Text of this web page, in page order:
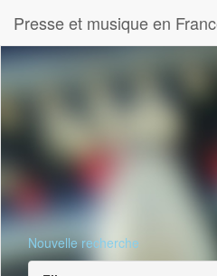
Presse et musique en
Nouvelle recherche